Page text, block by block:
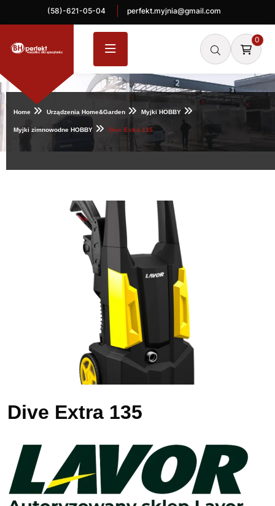
(58)-621-05-04 perfekt.myjnia@gmail.com
0
Home Urządzenia Home&Garden Myjki HOBBY
Myjki zimnowodne HOBBY Dive Extra 135
Dive Extra 135